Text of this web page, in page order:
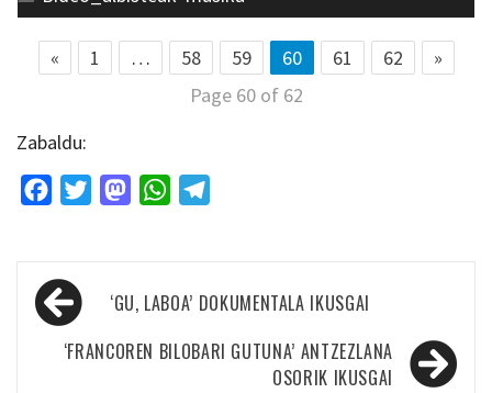
« 1 … 58 59 60 61 62
»
Page 60 of 62
Zabaldu:
FacebookTwitterMastodonWhatsApp
Bidalketetan
zehar
nabigatu
‘GU, LABOA’ DOKUMENTALA IKUSGAI
‘FRANCOREN BILOBARI GUTUNA’ ANTZEZLANA
OSORIK IKUSGAI